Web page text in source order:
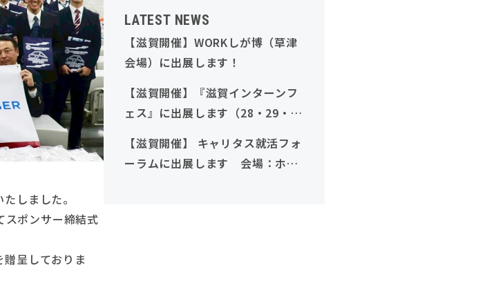
しました。
スポンサー締結式
呈しておりま
LATEST NEWS
【滋賀開催】WORKしが博（草津
会場）に出展します！
【滋賀開催】『滋賀インターンフ
ェス』に出展します（28・29・
【滋賀開催】 キャリタス就活フォ
ーラムに出展します 会場：ホテ